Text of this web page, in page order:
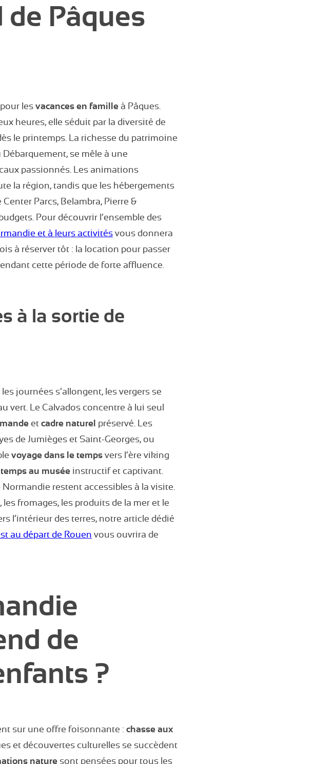
Pâques
les vacances en famille à Pâques.
heures, elle séduit par la diversité de
le printemps. La richesse du patrimoine
se mêle à une
passionnés. Les animations
la région, tandis que les hébergements
Parcs, Belambra, Pierre &
Pour découvrir l’ensemble des
et à leurs activitésvous donnera
à réserver tôt : la location pour passer
cette période de forte affluence.
à la sortie de
journées s’allongent, les vergers se
vert. Le Calvados concentre à lui seul
et cadre naturel préservé. Les
de Jumièges et Saint-Georges, ou
voyage dans le temps vers l’ère viking
temps au musée instructif et captivant.
restent accessibles à la visite.
fromages, les produits de la mer et le
l’intérieur des terres, notre article dédié
au départ de Rouen vous ouvrira de
de
?
sur une offre foisonnante : chasse aux
et découvertes culturelles se succèdent
nature sont pensées pour tous les